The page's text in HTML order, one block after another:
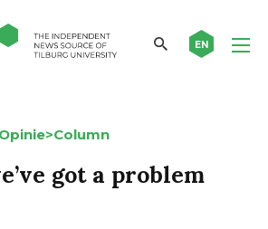
EN
Opinie>Column
got a problem